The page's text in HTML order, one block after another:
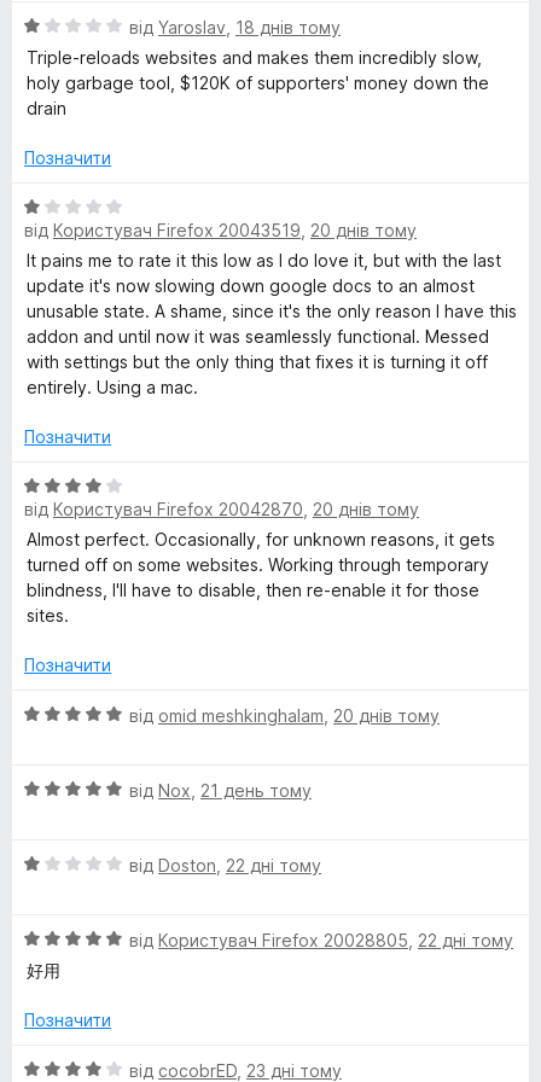
4
з
5
н
к
а
5
5
О
ц
н
а
з
5
від Yaroslav 18 днів тому
Triple-reloads websites and makes them incredibly slow,
holy garbage tool, $120K of supporters' money down the
drain
Позначити
О
ц
н
к
а
1
з
від Користувач Firefox 20043519 20 днів тому
It pains me to rate it this low as I do love it, but with the last
update it's now slowing down google docs to an almost
unusable state. A shame, since it's the only reason I have this
addon and until now it was seamlessly functional. Messed
with settings but the only thing that fixes it is turning it off
entirely. Using a mac.
Позначити
О
ц
н
к
а
з
від Користувач Firefox 20042870 20 днів тому
Almost perfect. Occasionally, for unknown reasons, it gets
turned off on some websites. Working through temporary
blindness, I'll have to disable, then re-enable it for those
sites.
Позначити
О
н
5
від omid meshkinghalam 20 днів тому
О
н
5
з
від Nox 21 день тому
О
н
к
1
5
від Doston 22 дні тому
О
ц
н
а
від Користувач Firefox 20028805 22 дні тому
好用
Позначити
О
від cocobrED 23 дні тому